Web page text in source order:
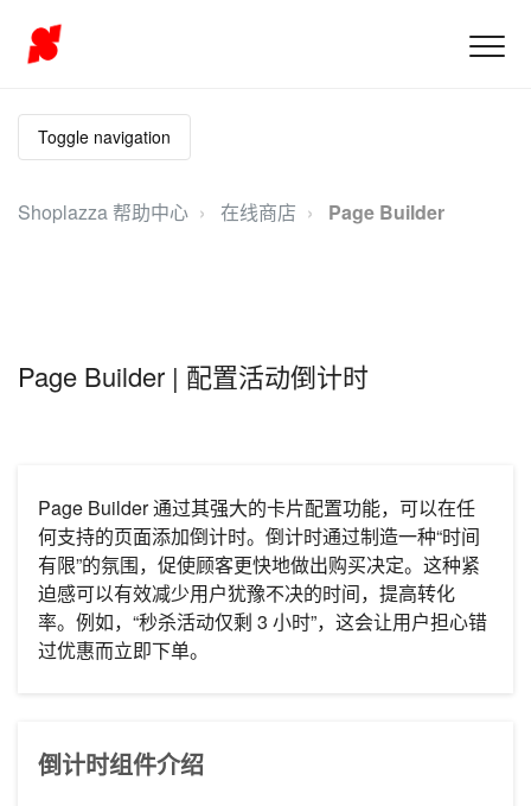
Toggle navigation
Shoplazza 帮助中心 在线商店 Page Builder
Page Builder | 配置活动倒计时
Page Builder 通过其强大的卡片配置功能，可以在任
何支持的页面添加倒计时。倒计时通过制造一种“时间
有限”的氛围，促使顾客更快地做出购买决定。这种紧
迫感可以有效减少用户犹豫不决的时间，提高转化
率。例如，“秒杀活动仅剩 3 小时”，这会让用户担心错
过优惠而立即下单。
倒计时组件介绍